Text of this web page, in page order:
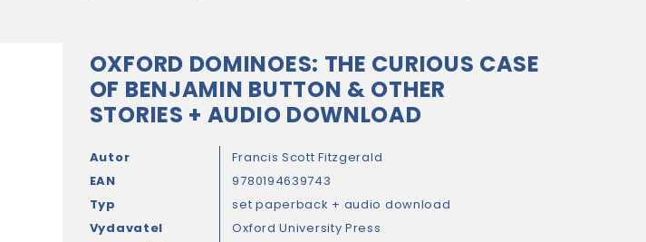
OXFORD DOMINOES: THE CURIOUS CASE
OF BENJAMIN BUTTON & OTHER
STORIES + AUDIO DOWNLOAD
Autor
Francis Scott Fitzgerald
EAN
9780194639743
Typ
set paperback + audio download
Vydavatel
Oxford University Press